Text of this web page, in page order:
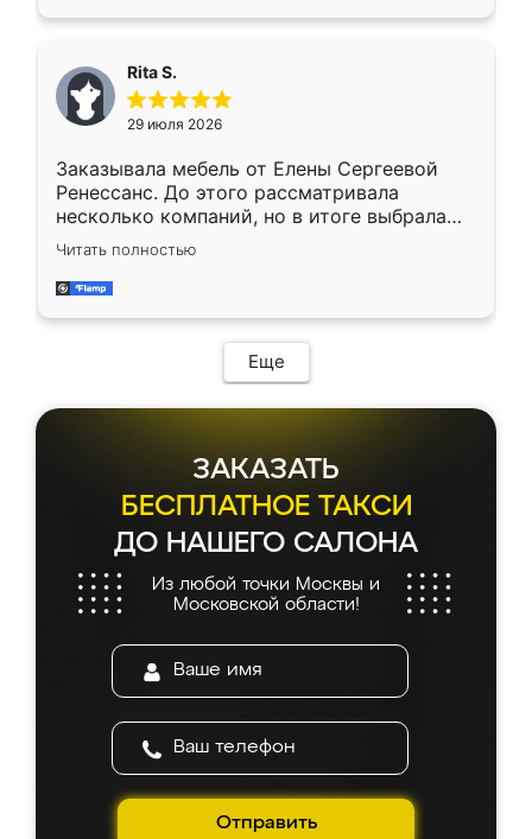
каких-либо доработок. Качеством осталась
довольна, все выглядит так, как и ожидала.
Rita S.
29 июля 2026
Заказывала мебель от Елены Сергеевой
Ренессанс. До этого рассматривала
несколько компаний, но в итоге выбрала
эту. Сначала обговорили условия, потом
приехал замерщик, всё спокойно объяснил
и снял размеры. Изготовили в срок, с
мебель сразу встала на свое место без
каких-либо доработок. Качеством осталась
довольна, все выглядит так, как и ожидала.
Читать полностью
Еще
ЗАКАЗАТЬ
БЕСПЛАТНОЕ ТАКСИ
ДО НАШЕГО САЛОНА
Из любой точки Москвы и
Московской области!
Отправить